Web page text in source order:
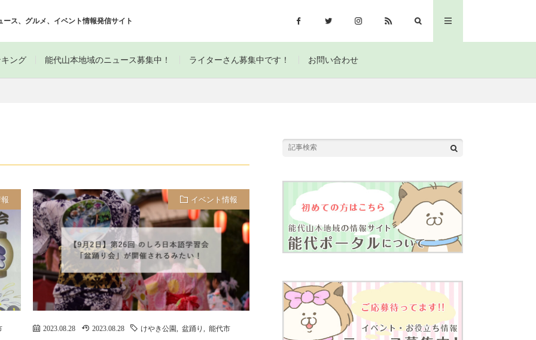
ス、グルメ、イベント情報発信サイト
ング 能代山本地域のニュース募集中！ ライターさん募集中です！ お問い合わせ
イベント情報
2023.08.28 2023.08.28 けやき公園 ,盆踊り ,能代市